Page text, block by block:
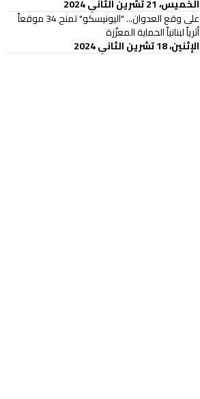
الخميس، 21 تشرين الثاني 2024
على وقع العدوان... "اليونيسكو" تمنح 34 موقعاً
أثرياً لبنانياً الحماية المعزّزة
الإثنين، 18 تشرين الثاني 2024